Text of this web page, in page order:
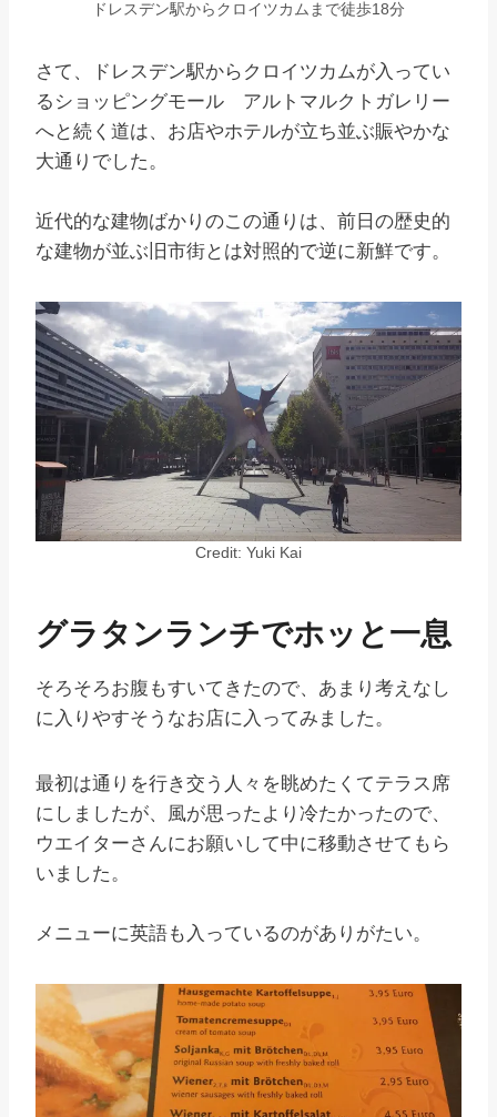
ドレスデン駅からクロイツカムまで徒歩18分
さて、ドレスデン駅からクロイツカムが入ってい
るショッピングモール アルトマルクトガレリー
へと続く道は、お店やホテルが立ち並ぶ賑やかな
大通りでした。
近代的な建物ばかりのこの通りは、前日の歴史的
な建物が並ぶ旧市街とは対照的で逆に新鮮です。
Credit: Yuki Kai
グラタンランチでホッと一息
そろそろお腹もすいてきたので、あまり考えなし
に入りやすそうなお店に入ってみました。
最初は通りを行き交う人々を眺めたくてテラス席
にしましたが、風が思ったより冷たかったので、
ウエイターさんにお願いして中に移動させてもら
いました。
メニューに英語も入っているのがありがたい。